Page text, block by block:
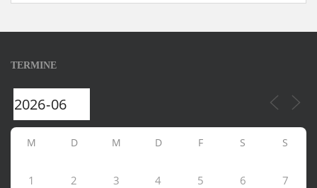
TERMINE
M D M D F S S
1 2 3 4 5 6 7